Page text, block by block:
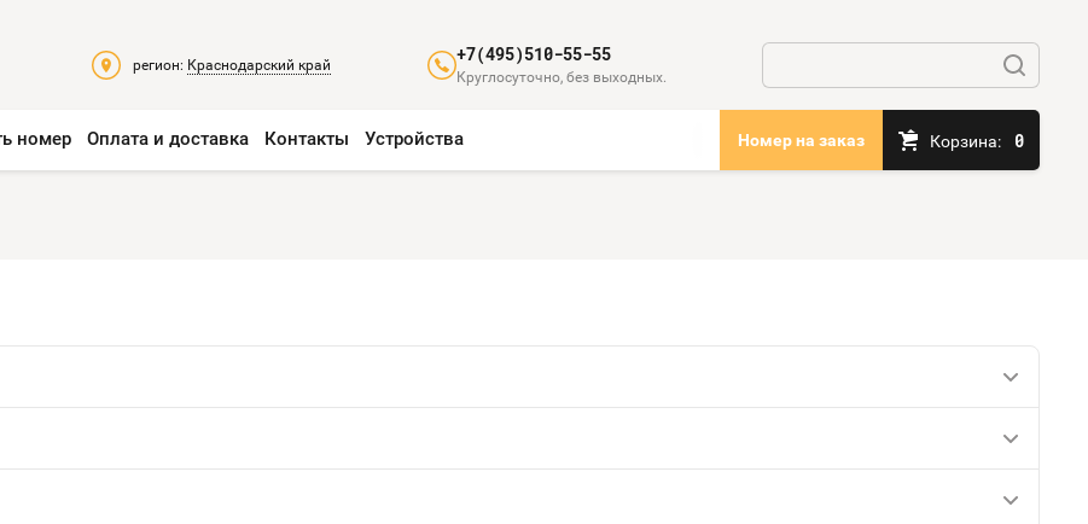
регион: Краснодарский край +7(495)510-55-55
Круглосуточно, без выходных.
номер Оплата и доставка Контакты Устройства Номер на заказ Корзина: 0